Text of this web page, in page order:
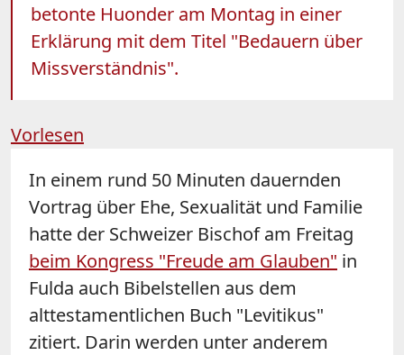
betonte Huonder am Montag in einer
Erklärung mit dem Titel "Bedauern über
Missverständnis".
Vorlesen
In einem rund 50 Minuten dauernden
Vortrag über Ehe, Sexualität und Familie
hatte der Schweizer Bischof am Freitag
beim Kongress "Freude am Glauben" in
Fulda auch Bibelstellen aus dem
alttestamentlichen Buch "Levitikus"
zitiert. Darin werden unter anderem